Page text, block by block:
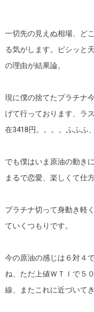
一切先の見えぬ相場、ど
る気がします。ピシッと
の理由が結果論。
現に僕の捨てたプラチナ
げて行っております、ラ
在3418円。。。。ふふふ
でも僕はいま原油の動き
まるで恋愛、楽しくて仕
プラチナ切って身動き軽
ていくつもりです。
今の原油の感じは６対４
ね、ただ上値ＷＴＩで５
線、またこれに近づいて